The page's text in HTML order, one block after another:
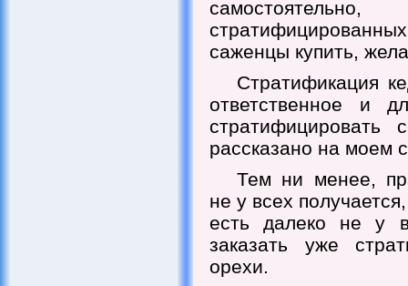
саженцы купить,
Стратификация
ответственное и
рассказано на моем
Тем ни менее,
не у всех
есть далеко не у
заказать уже
орехи.